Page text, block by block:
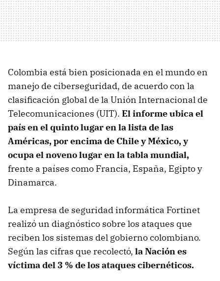
Colombia está bien posicionada en el mundo en
manejo de ciberseguridad, de acuerdo con la
clasificación global de la Unión Internacional de
Telecomunicaciones (UIT). El informe ubica el
país en el quinto lugar en la lista de las
Américas, por encima de Chile y México, y
ocupa el noveno lugar en la tabla mundial,
frente a países como Francia, España, Egipto y
Dinamarca.
La empresa de seguridad informática Fortinet
realizó un diagnóstico sobre los ataques que
reciben los sistemas del gobierno colombiano.
Según las cifras que recolectó, la Nación es
víctima del 3 % de los ataques cibernéticos.